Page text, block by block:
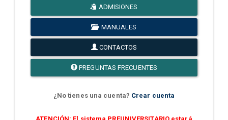
ADMISIONES
MANUALES
CONTACTOS
PREGUNTAS FRECUENTES
¿No tienes una cuenta? Crear cuenta